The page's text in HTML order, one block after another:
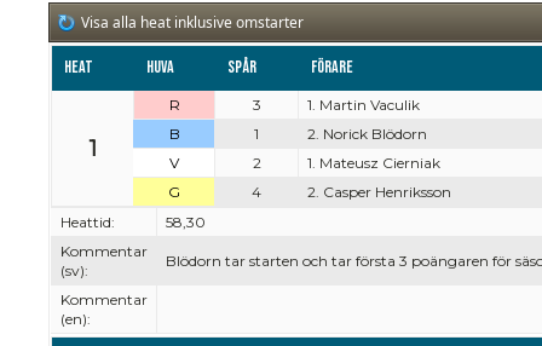
Visa alla heat inklusive omstarter
Heat Huva Spår Förare
1
R 3
1. Martin Vaculik
B
1
2. Norick Blödorn
V
2
1. Mateusz Cierniak
G
4
2. Casper Henriksson
Heattid:
58,30
Kommentar
(sv):
Blödorn tar starten och tar första 3 poängaren för
Kommentar
(en):